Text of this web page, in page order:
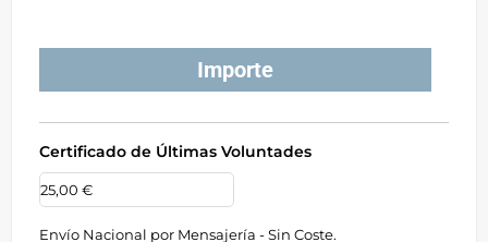
Importe
Certificado de Últimas Voluntades
Envío Nacional por Mensajería - Sin Coste.